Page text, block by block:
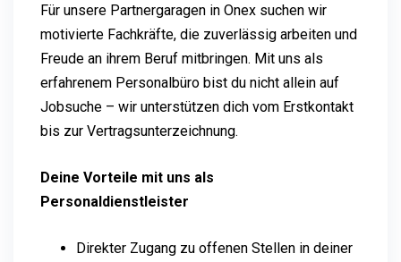
Für unsere Partnergaragen in Onex suchen wir
motivierte Fachkräfte, die zuverlässig arbeiten und
Freude an ihrem Beruf mitbringen. Mit uns als
erfahrenem Personalbüro bist du nicht allein auf
Jobsuche – wir unterstützen dich vom Erstkontakt
bis zur Vertragsunterzeichnung.
Deine Vorteile mit uns als
Personaldienstleister
Direkter Zugang zu offenen Stellen in deiner